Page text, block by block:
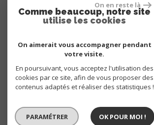
ADHÉRENT
On en reste là
Comme beaucoup, notre site
utilise les cookies
On aimerait vous accompagner pendant
votre visite.
En poursuivant, vous acceptez l'utilisation des
cookies par ce site, afin de vous proposer des
contenus adaptés et réaliser des statistiques !
PARAMÉTRER OK POUR MOI !